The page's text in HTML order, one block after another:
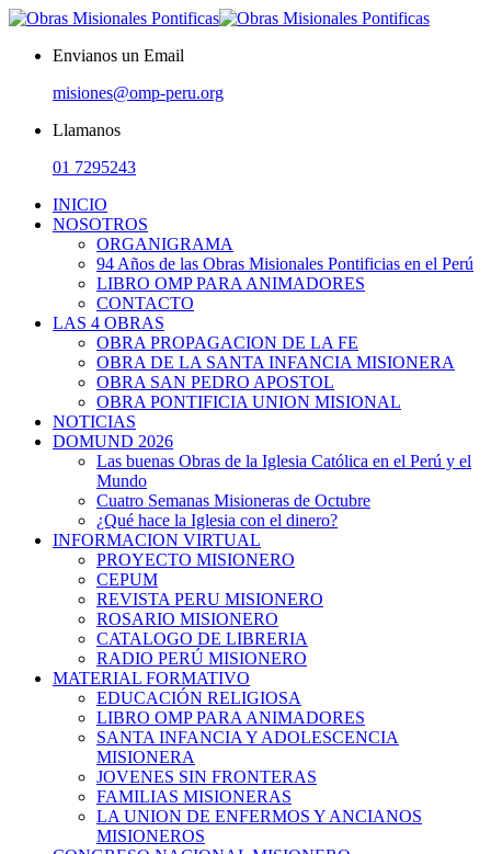
Envianos un Email
misiones@omp-peru.org
Llamanos
01 7295243
INICIO
NOSOTROS
ORGANIGRAMA
94 Años de las Obras Misionales Pontificias en el Perú
LIBRO OMP PARA ANIMADORES
CONTACTO
LAS 4 OBRAS
OBRA PROPAGACION DE LA FE
OBRA DE LA SANTA INFANCIA MISIONERA
OBRA SAN PEDRO APOSTOL
OBRA PONTIFICIA UNION MISIONAL
NOTICIAS
DOMUND 2026
Las buenas Obras de la Iglesia Católica en el Perú y el
Mundo
Cuatro Semanas Misioneras de Octubre
¿Qué hace la Iglesia con el dinero?
INFORMACION VIRTUAL
PROYECTO MISIONERO
CEPUM
REVISTA PERU MISIONERO
ROSARIO MISIONERO
CATALOGO DE LIBRERIA
RADIO PERÚ MISIONERO
MATERIAL FORMATIVO
EDUCACIÓN RELIGIOSA
LIBRO OMP PARA ANIMADORES
SANTA INFANCIA Y ADOLESCENCIA
MISIONERA
JOVENES SIN FRONTERAS
FAMILIAS MISIONERAS
LA UNION DE ENFERMOS Y ANCIANOS
MISIONEROS